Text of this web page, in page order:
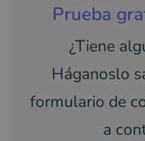
Prueba
¿Tiene
Háganoslo
formulario de
a